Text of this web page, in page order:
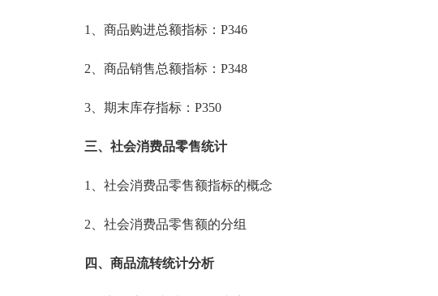
1、商品购进总额指标：P346
2、商品销售总额指标：P348
3、期末库存指标：P350
三、社会消费品零售统计
1、社会消费品零售额指标的概念
2、社会消费品零售额的分组
四、商品流转统计分析